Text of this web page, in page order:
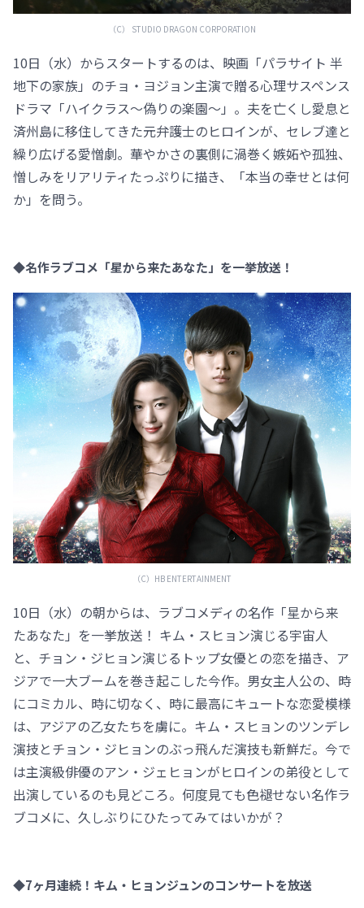
（C） STUDIO DRAGON CORPORATION
10日（水）からスタートするのは、映画「パラサイト 半
地下の家族」のチョ・ヨジョン主演で贈る心理サスペンス
ドラマ「ハイクラス～偽りの楽園～」。夫を亡くし愛息と
済州島に移住してきた元弁護士のヒロインが、セレブ達と
繰り広げる愛憎劇。華やかさの裏側に渦巻く嫉妬や孤独、
憎しみをリアリティたっぷりに描き、「本当の幸せとは何
か」を問う。
◆名作ラブコメ「星から来たあなた」を一挙放送！
（C）HB ENTERTAINMENT
10日（水）の朝からは、ラブコメディの名作「星から来
たあなた」を一挙放送！ キム・スヒョン演じる宇宙人
と、チョン・ジヒョン演じるトップ女優との恋を描き、ア
ジアで一大ブームを巻き起こした今作。男女主人公の、時
にコミカル、時に切なく、時に最高にキュートな恋愛模様
は、アジアの乙女たちを虜に。キム・スヒョンのツンデレ
演技とチョン・ジヒョンのぶっ飛んだ演技も新鮮だ。今で
は主演級俳優のアン・ジェヒョンがヒロインの弟役として
出演しているのも見どころ。何度見ても色褪せない名作ラ
ブコメに、久しぶりにひたってみてはいかが？
◆7ヶ月連続！キム・ヒョンジュンのコンサートを放送